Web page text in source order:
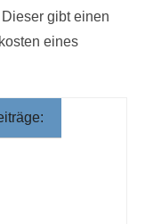
gibt einen
eines